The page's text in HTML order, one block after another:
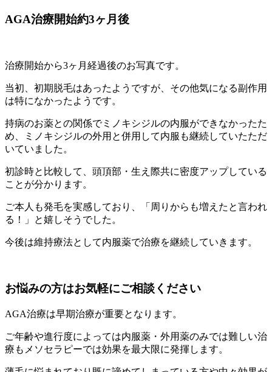
AGA治療開始約3ヶ月後
治療開始から3ヶ月経過後のお写真です。
当初、初期脱毛はあったようですが、その他気になる副作用
は特になかったようです。
持病のお薬との関係でミノキシジルの内服ができなかったた
め、ミノキシジルの外用と併用して内服も継続していたただ
いていました。
初診時と比較して、頭頂部・生え際共に密度アップしている
ことが分かります。
ご本人も発毛を実感しており、「周りからも増えたと言われ
る！」と嬉しそうでした。
今後は維持療法として内服薬で治療を継続していきます。
お悩みの方はお気軽にご相談ください
AGA治療は早期治療が重要となります。
ご年齢や進行度によっては内服薬・外用薬のみでは難しい治
療もメソセラピーでは効果を最大限に発揮します。